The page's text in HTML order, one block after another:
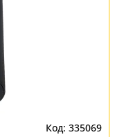
335069